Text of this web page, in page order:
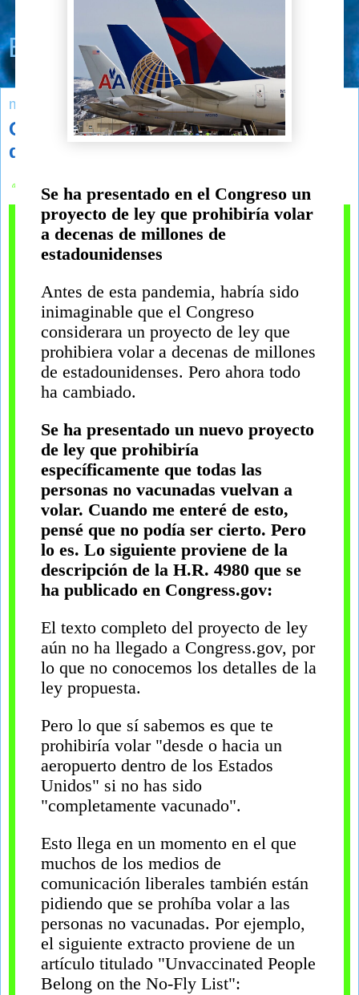
Bioética y vida humana
martes, 17 de agosto de 2021
Quieren vetar a los no vacunados
del transporte aéreo (EEUU)
agosto 17, 2021Se ha presentado en el Congreso un
proyecto de ley que prohibiría volar
a decenas de millones de
estadounidenses
Antes de esta pandemia, habría sido
inimaginable que el Congreso
considerara un proyecto de ley que
prohibiera volar a decenas de millones
de estadounidenses. Pero ahora todo
ha cambiado.
Se ha presentado un nuevo proyecto
de ley que prohibiría
específicamente que todas las
personas no vacunadas vuelvan a
volar. Cuando me enteré de esto,
pensé que no podía ser cierto. Pero
lo es. Lo siguiente proviene de la
descripción de la H.R. 4980 que se
ha publicado en Congress.gov:
El texto completo del proyecto de ley
aún no ha llegado a Congress.gov, por
lo que no conocemos los detalles de la
ley propuesta.
Pero lo que sí sabemos es que te
prohibiría volar "desde o hacia un
aeropuerto dentro de los Estados
Unidos" si no has sido
"completamente vacunado".
Esto llega en un momento en el que
muchos de los medios de
comunicación liberales también están
pidiendo que se prohíba volar a las
personas no vacunadas. Por ejemplo,
el siguiente extracto proviene de un
artículo titulado "Unvaccinated People
Belong on the No-Fly List":